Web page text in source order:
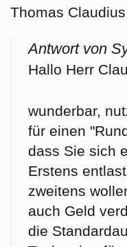
Thomas Claudius
Antwort von
Hallo Herr
wunderbar,
für einen
dass Sie sich
Erstens
zweitens
auch Geld
die